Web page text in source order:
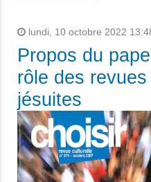
lundi, 10 octobre 2022
Propos du
rôle des
jésuites